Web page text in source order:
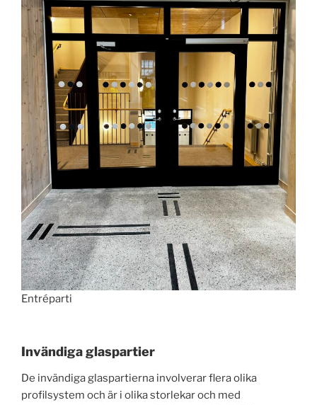
Entréparti
Invändiga glaspartier
De invändiga glaspartierna involverar flera olika
profilsystem och är i olika storlekar och med